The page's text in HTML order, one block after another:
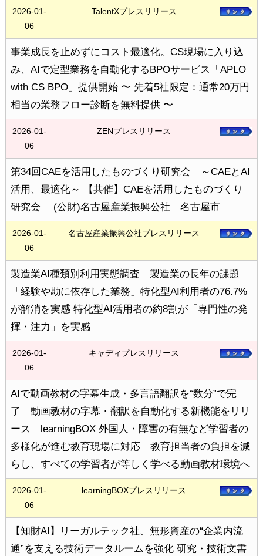
2026-01-
06
TalentXプレスリリース
事業成長を止めずにコスト最適化。CS現場に入り込
み、AIで定型業務を自動化するBPOサービス「APLO
with CS BPO」提供開始 〜 先着5社限定：通常20万円
相当の業務フロー診断を無料提供 〜
2026-01-
06
ZENプレスリリース
第34回CAEを活用したものづくり研究会 ～CAEとAI
活用、最適化～ 【共催】CAEを活用したものづくり
研究会 (公財)名古屋産業振興公社 名古屋市
2026-01-
06
名古屋産業振興公社プレスリリース
製造業AI種類別利用実態調査 製造業の長年の課題
「経験や勘に依存した業務」特化型AI利用者の76.7%
が解消を実感 特化型AI活用者の約8割が「専門性の発
揮・注力」を実感
2026-01-
06
キャディプレスリリース
AIで動画教材の字幕生成・多言語翻訳を“数分”で完
了 動画教材の字幕・翻訳を自動化する新機能をリリ
ース learningBOX 外国人・障害の有無など学習者の
多様化が進む教育現場に対応 教育担当者の負担を減
らし、すべての学習者が等しく学べる動画教材環境へ
2026-01-
06
learningBOXプレスリリース
【知財AI】リーガルテック社、無形資産の“企業内流
通”を支える技術データルームを強化 研究・技術文書